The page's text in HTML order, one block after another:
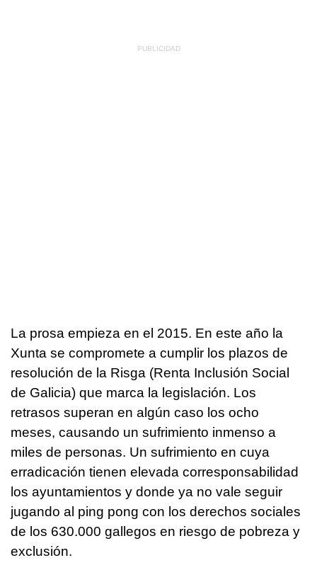
La prosa empieza en el 2015. En este año la
Xunta se compromete a cumplir los plazos de
resolución de la Risga (Renta Inclusión Social
de Galicia) que marca la legislación. Los
retrasos superan en algún caso los ocho
meses, causando un sufrimiento inmenso a
miles de personas. Un sufrimiento en cuya
erradicación tienen elevada corresponsabilidad
los ayuntamientos y donde ya no vale seguir
jugando al ping pong con los derechos sociales
de los 630.000 gallegos en riesgo de pobreza y
exclusión.